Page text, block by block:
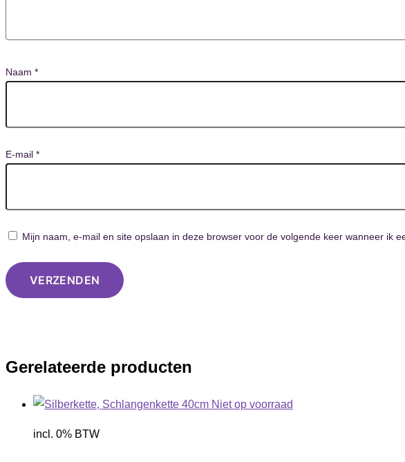
Naam *
E-mail *
Mijn naam, e-mail en site opslaan in deze browser voor de volgende keer wanneer ik
Gerelateerde producten
Niet op voorraad
incl. 0% BTW